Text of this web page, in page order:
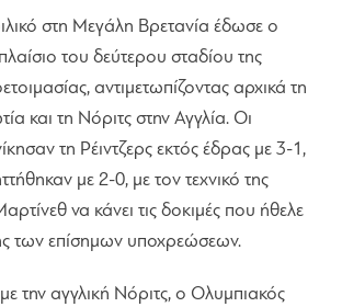
στη Μεγάλη Βρετανία έδωσε ο
του δεύτερου σταδίου της
αντιμετωπίζοντας αρχικά τη
και τη Νόριτς στην Αγγλία. Οι
τη Ρέιντζερς εκτός έδρας με 3-1,
με 2-0, με τον τεχνικό της
να κάνει τις δοκιμές που ήθελε
των επίσημων υποχρεώσεων.
την αγγλική Νόριτς, ο Ολυμπιακός